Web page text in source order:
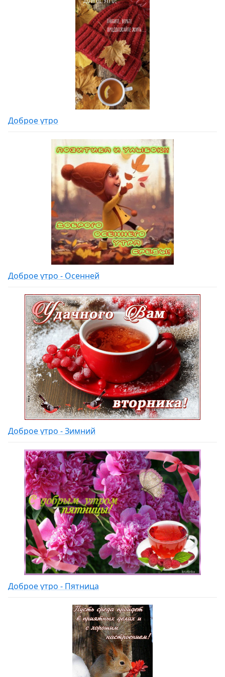
Доброе утро
Доброе утро - Осенней
Доброе утро - Зимний
Доброе утро - Пятница